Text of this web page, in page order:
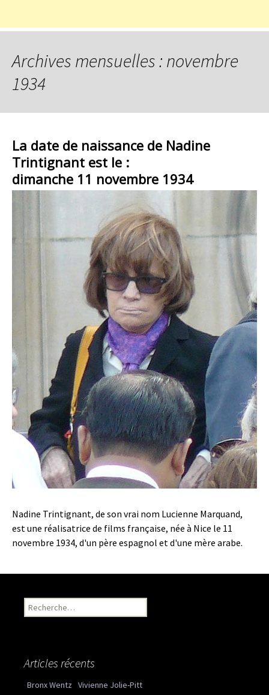
Archives mensuelles : novembre
1934
La date de naissance de Nadine
Trintignant est le :
dimanche 11 novembre 1934
Nadine Trintignant, de son vrai nom Lucienne Marquand,
est une réalisatrice de films française, née à Nice le 11
novembre 1934, d'un père espagnol et d'une mère arabe.
Recherche pour :
Articles récents
Bronx Wentz
Vivienne Jolie-Pitt